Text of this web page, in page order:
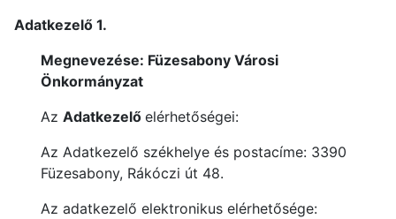
Adatkezelő 1.
Megnevezése: Füzesabony Városi
Önkormányzat
Az Adatkezelő elérhetőségei:
Az Adatkezelő székhelye és postacíme: 3390
Füzesabony, Rákóczi út 48.
Az adatkezelő elektronikus elérhetősége: